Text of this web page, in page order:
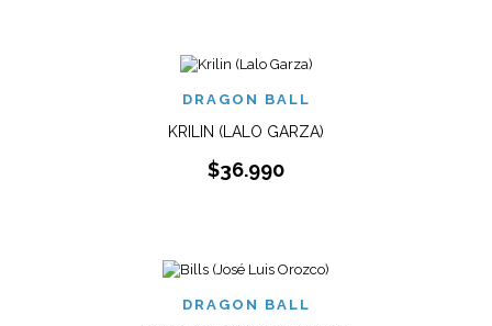
DRAGON BALL
KRILIN (LALO GARZA)
$36.990
DRAGON BALL